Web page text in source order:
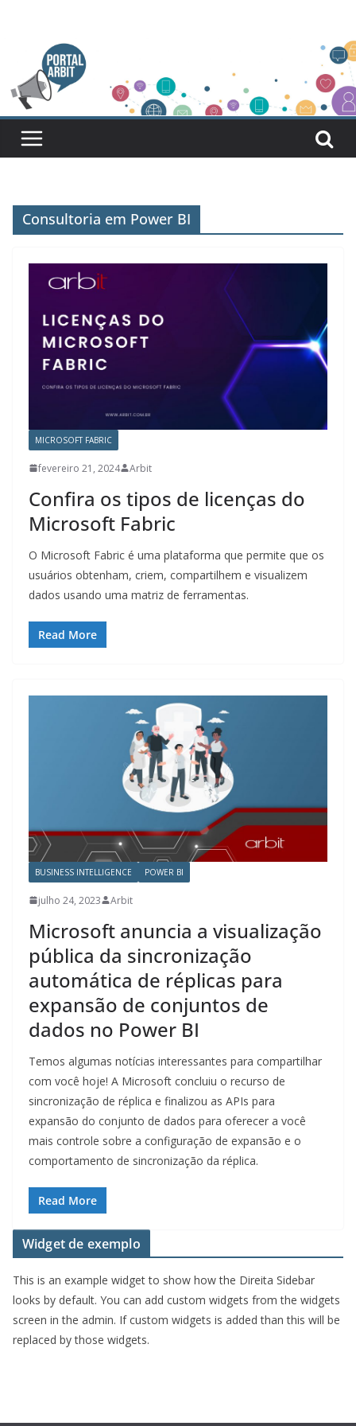
conteúdo
Consultoria em Power BI
MICROSOFT FABRIC
fevereiro 21, 2024 Arbit
Confira os tipos de licenças do
Microsoft Fabric
O Microsoft Fabric é uma plataforma que permite que os
usuários obtenham, criem, compartilhem e visualizem
dados usando uma matriz de ferramentas.
Read More
BUSINESS INTELLIGENCE POWER BI
julho 24, 2023 Arbit
Microsoft anuncia a visualização
pública da sincronização
automática de réplicas para
expansão de conjuntos de
dados no Power BI
Temos algumas notícias interessantes para compartilhar
com você hoje! A Microsoft concluiu o recurso de
sincronização de réplica e finalizou as APIs para
expansão do conjunto de dados para oferecer a você
mais controle sobre a configuração de expansão e o
comportamento de sincronização da réplica.
Read More
Widget de exemplo
This is an example widget to show how the Direita Sidebar
looks by default. You can add custom widgets from the widgets
screen in the admin. If custom widgets is added than this will be
replaced by those widgets.